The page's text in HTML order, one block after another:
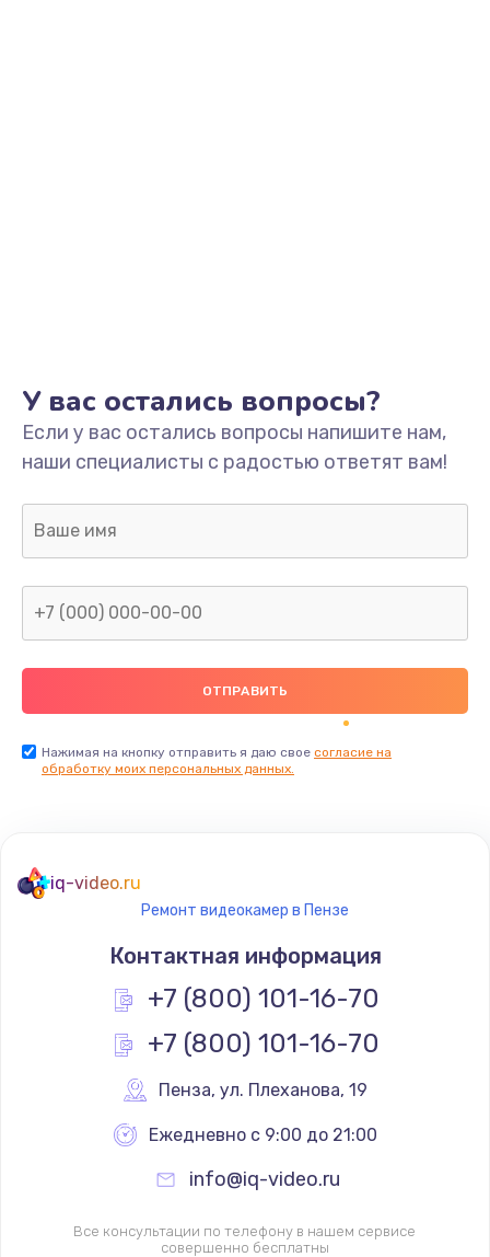
У вас остались вопросы?
Если у вас остались вопросы напишите нам,
наши специалисты с радостью ответят вам!
Нажимая на кнопку отправить я даю свое согласие на
обработку моих персональных данных.
iq-video.ru
Ремонт видеокамер в Пензе
Контактная информация
+7 (800) 101-16-70
+7 (800) 101-16-70
Пенза, ул. Плеханова, 19
Ежедневно с 9:00 до 21:00
info@iq-video.ru
Все консультации по телефону в нашем сервисе
совершенно бесплатны